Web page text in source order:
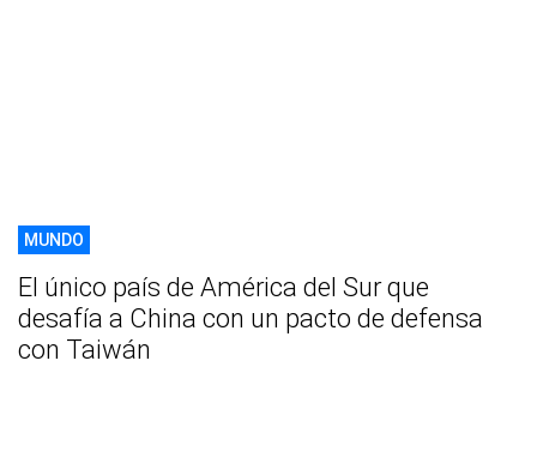
MUNDO
El único país de América del Sur que
desafía a China con un pacto de defensa
con Taiwán